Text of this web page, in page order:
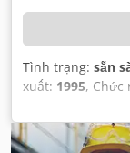
Tình trạng: sẵn
xuất: 1995, Chức
420 mm,
bộ điều khiển: